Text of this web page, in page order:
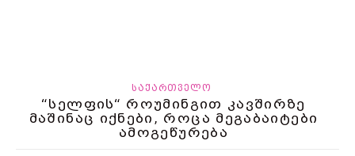
ᲡᲐᲥᲐᲠᲗᲕᲔᲚᲝ
“სელფის“ როუმინგით კავშირზე
მაშინაც იქნები, როცა მეგაბაიტები
ამოგეწურება